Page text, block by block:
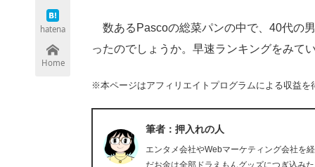
hatena
Home
数あるPascoの総菜パンの中で、40代の
ったのでしょうか。早速ランキングをみて
※本ページはアフィリエイトプログラムによる収益を
筆者：押入れの人
エンタメ会社やWebマーケティング会社を
だお金は全部ドラえもんグッズにつぎ込み